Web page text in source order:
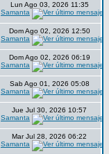
Lun Ago 03, 2026 11:35
Samanta
Dom Ago 02, 2026 12:50
Samanta
Dom Ago 02, 2026 06:19
Samanta
Sab Ago 01, 2026 05:08
Samanta
Jue Jul 30, 2026 10:57
Samanta
Mar Jul 28, 2026 06:22
Samanta